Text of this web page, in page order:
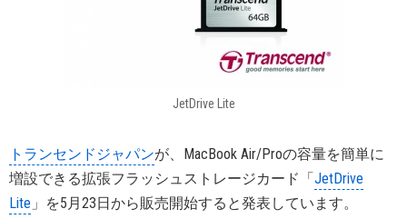
JetDrive Lite
トランセンドジャパンが、MacBook Air/Proの容量を簡単に
増設できる拡張フラッシュストレージカード「JetDrive
Lite 」を5月23日から販売開始すると発表しています。